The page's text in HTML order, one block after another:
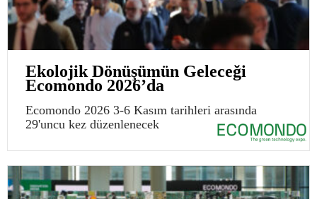
Ekolojik Dönüşümün Geleceği
Ecomondo 2026’da
Ecomondo 2026 3-6 Kasım tarihleri arasında
29'uncu kez düzenlenecek